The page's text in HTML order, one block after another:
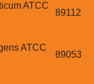
ATCC
89112
ATCC
89053